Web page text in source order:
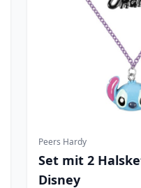
Peers Hardy
Set mit 2
Disney